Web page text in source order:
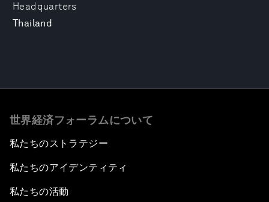
Headquarters
Thailand
世界経済フォーラムについて
私たちのストラテジー
私たちのアイデンティティ
私たちの活動